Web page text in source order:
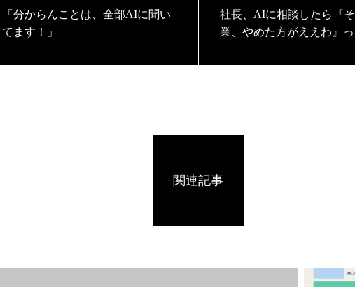
「分からんことは、全部AIに聞い
てます！」
社長、AIに相談したら『
業、やめた方がええわ』
関連記事